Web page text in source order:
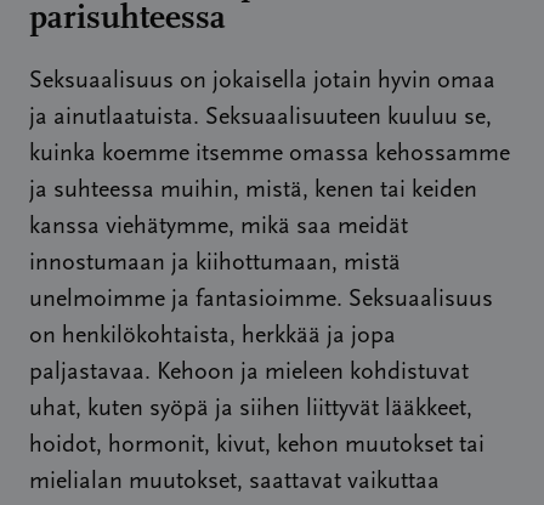
parisuhteessa
Seksuaalisuus on jokaisella jotain hyvin omaa
ja ainutlaatuista. Seksuaalisuuteen kuuluu se,
kuinka koemme itsemme omassa kehossamme
ja suhteessa muihin, mistä, kenen tai keiden
kanssa viehätymme, mikä saa meidät
innostumaan ja kiihottumaan, mistä
unelmoimme ja fantasioimme. Seksuaalisuus
on henkilökohtaista, herkkää ja jopa
paljastavaa. Kehoon ja mieleen kohdistuvat
uhat, kuten syöpä ja siihen liittyvät lääkkeet,
hoidot, hormonit, kivut, kehon muutokset tai
mielialan muutokset, saattavat vaikuttaa